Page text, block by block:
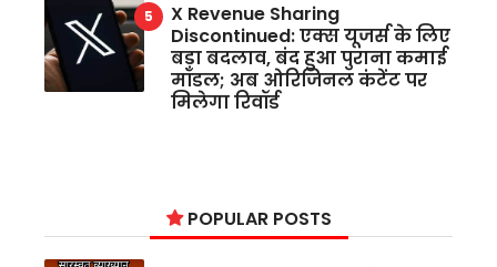
X Revenue Sharing
Discontinued: एक्स यूजर्स के लिए
बड़ा बदलाव, बंद हुआ पुराना कमाई
मॉडल; अब ओरिजिनल कंटेंट पर
मिलेगा रिवॉर्ड
POPULAR POSTS